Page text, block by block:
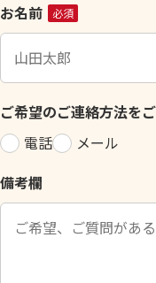
こ
の
ィ
ー
ル
ド
空
の
お名前 必須
ご希望のご連絡方法を
電話
メール
備考欄